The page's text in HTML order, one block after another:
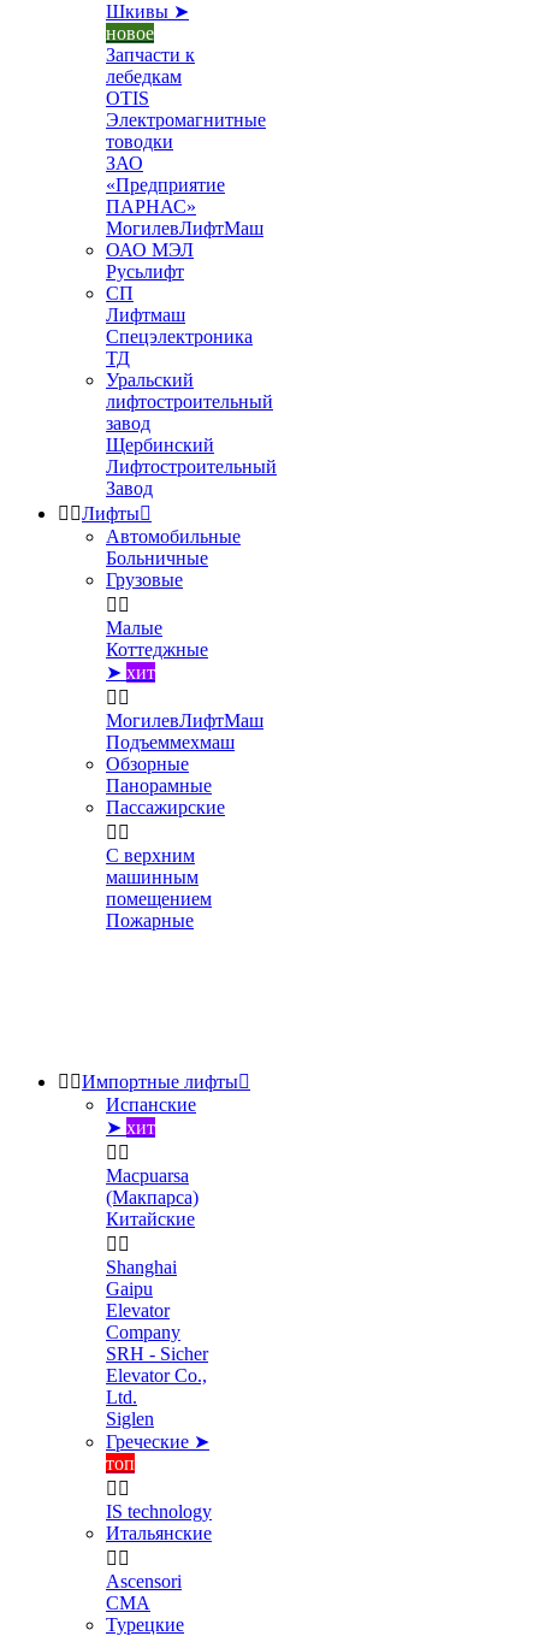
Шкивы ➤
новое
Запчасти к
лебедкам
OTIS
Электромагнитные
товодки
ЗАО
«Предприятие
ПАРНАС»
МогилевЛифтМаш
ОАО МЭЛ
Русьлифт
СП
Лифтмаш
Спецэлектроника
ТД
Уральский
лифтостроительный
завод
Щербинский
Лифтостроительный
Завод
 Лифты
Автомобильные
Больничные
Грузовые
 
Малые
Коттеджные
➤ хит
 
МогилевЛифтМаш
Подъеммехмаш
Обзорные
Панорамные
Пассажирские
 
С верхним
машинным
помещением
Пожарные
 Импортные лифты
Испанские
➤ хит
 
Macpuarsa
(Макпарса)
Китайские
 
Shanghai
Gaipu
Elevator
Company
SRH - Sicher
Elevator Co.,
Ltd.
Siglen
Греческие ➤
топ
 
IS technology
Итальянские
 
Ascensori
CMA
Турецкие